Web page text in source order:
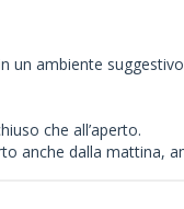
un ambiente
che all’aperto.
anche dalla mattina,